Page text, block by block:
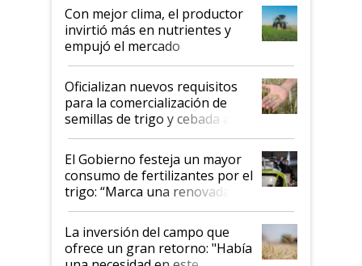
Con mejor clima, el productor
invirtió más en nutrientes y
empujó el mercado
Oficializan nuevos requisitos
para la comercialización de
semillas de trigo y cebada a
granel
El Gobierno festeja un mayor
consumo de fertilizantes por el
trigo: “Marca una renovada
confianza de los productores”
La inversión del campo que
ofrece un gran retorno: "Había